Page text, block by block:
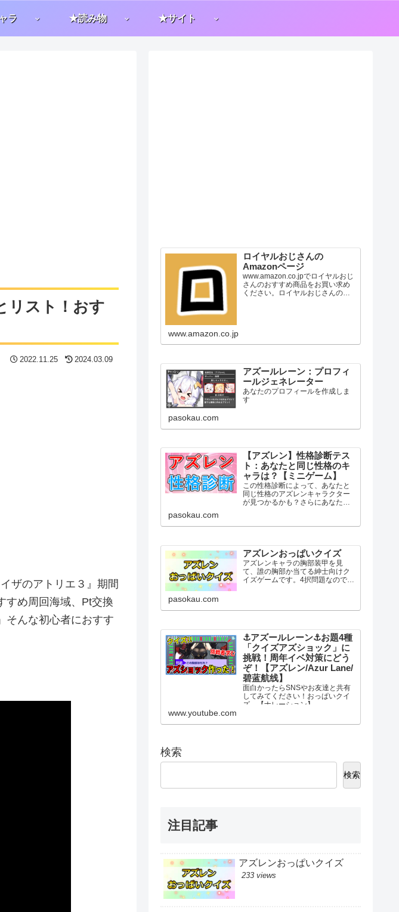
ラ ★読み物 ★サイト
リスト！おす
2022.11.25 2024.03.09
ザのアトリエ３』期間
すめ周回海域、Pt交換
そんな初心者におすす
ロイヤルおじさんの
Amazonページ
www.amazon.co.jpでロイヤルおじ
さんのおすすめ商品をお買い求め
ください。ロイヤルおじさんのお
www.amazon.co.jp
アズールレーン：プロフィ
ールジェネレーター
あなたのプロフィールを作成しま
す
pasokau.com
【アズレン】性格診断テス
ト：あなたと同じ性格のキ
ャラは？【ミニゲーム】
この性格診断によって、あなたと
同じ性格のアズレンキャラクター
が見つかるかも？さらにあなたと
下の「診断スタート」をタッチ
えてください。最後に表示さ...
pasokau.com
アズレンおっぱいクイズ
アズレンキャラの胸部装甲を見
て、誰の胸部か当てる紳士向けク
イズゲームです。4択問題なのでお
秒後にスタート。選択肢には似た
pasokau.com
⚓️アズールレーン⚓️お題4種
「クイズアズショック」に
挑戦！周年イベ対策にどう
ぞ！【アズレン/Azur Lane/
碧蓝航线】
面白かったらSNSやお友達と共有
してみてください！おっぱいクイ
ズ→【ナレーション】
www.youtube.com
検索
検索
注目記事
アズレンおっぱいクイズ
233 views